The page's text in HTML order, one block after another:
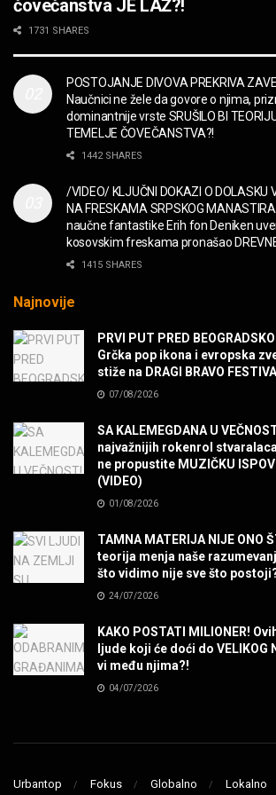
“Missin’ Yo’ Kissin'” BILLY ZZ
MUZIKA
DIVNA! Ogi & Magnifico
FILM
MUZIKA
POVRATAK Iron Maiden The
SENIDAHHH!
Miss You! Charlie Watts
MUZIKA
MUZIKA
MAD MAD DRUMMER!
MUZIKA
čovečanstva JE LAŽ?!
1731 SHARES
POSTOJANJE DIVOVA PREKRIVA
Naučnici ne žele da govore o njima,
dominantnije vrste SRUŠILO BI TEORIJU
TEMELJE ČOVEČANSTVA?!
1442 SHARES
/VIDEO/ KLJUČNI DOKAZI O
NA FRESKAMA SRPSKOG
naučne fantastike Erih fon Deniken
kosovskim freskama pronašao
1415 SHARES
Najnovije
PRVI PUT PRED
Grčka pop ikona i evropska
stiže na DRAGI BRAVO
07/08/2026
SA KALEMEGDANA U
najvažnijih rokenrol
ne propustite MUZIČKU
(VIDEO)
01/08/2026
TAMNA MATERIJA NIJE ONO
teorija menja naše
što vidimo nije sve što
24/07/2026
KAKO POSTATI MILIONER!
ljude koji će doći do VELIKOG
vi među njima?!
04/07/2026
Urbantop Fokus Globalno Lokalno